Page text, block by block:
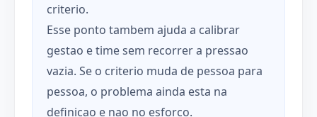
criterio.
Esse ponto tambem ajuda a calibrar
gestao e time sem recorrer a pressao
vazia. Se o criterio muda de pessoa para
pessoa, o problema ainda esta na
definicao e nao no esforco.